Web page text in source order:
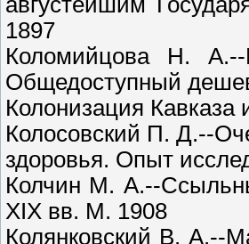
1897
Коломийцова Н. А.--
Общедоступный
Колонизация Кавказа
Колосовский П. Д.--
здоровья. Опыт
Колчин М. А.--
XIX вв. М. 1908
Колянковский В. А.--